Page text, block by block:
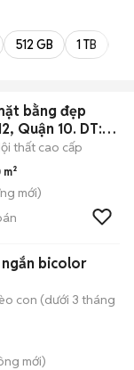
512 GB 1 TB
bằng đẹp
Quận 10. DT:
thất cao cấp
mới)
ngắn bicolor
con (dưới 3 tháng
mới)